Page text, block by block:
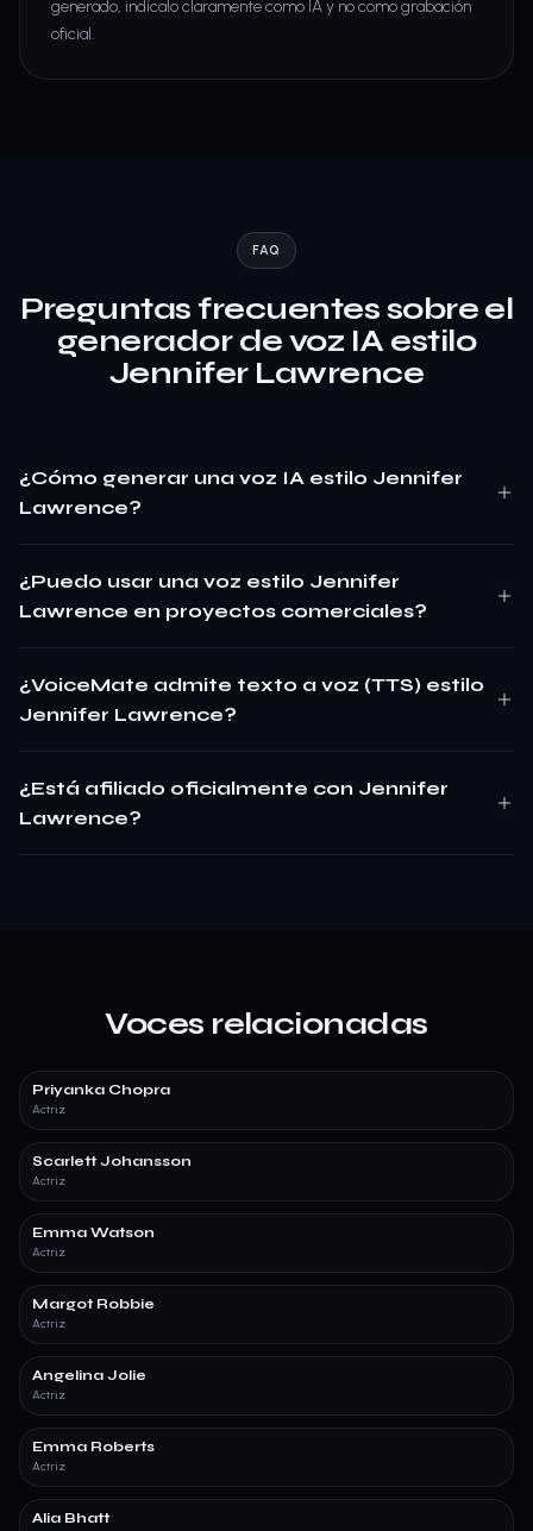
generado, indícalo claramente como IA y no como grabación
oficial.
FAQ
Preguntas frecuentes sobre el
generador de voz IA estilo
Jennifer Lawrence
¿Cómo generar una voz IA estilo Jennifer
Lawrence?
¿Puedo usar una voz estilo Jennifer
Lawrence en proyectos comerciales?
¿VoiceMate admite texto a voz (TTS) estilo
Jennifer Lawrence?
¿Está afiliado oficialmente con Jennifer
Lawrence?
Voces relacionadas
Priyanka Chopra
Actriz
Scarlett Johansson
Actriz
Emma Watson
Actriz
Margot Robbie
Actriz
Angelina Jolie
Actriz
Emma Roberts
Actriz
Alia Bhatt